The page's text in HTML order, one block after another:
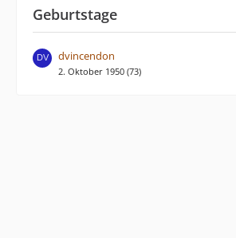
Geburtstage
dvincendon
2. Oktober 1950 (73)